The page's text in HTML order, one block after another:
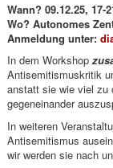
Wann? 09.12.25, 17-
Wo? Autonomes
Anmeldung unter:
In dem Workshop
Antisemitismuskritik
anstatt sie wie viel zu
gegeneinander
In weiteren
Antisemitismus
wir werden sie nach